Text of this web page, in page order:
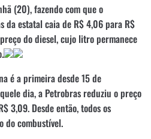
(20), fazendo com que o
estatal caia de R$ 4,06 para R$
do diesel, cujo litro permanece
é a primeira desde 15 de
dia, a Petrobras reduziu o preço
3,09. Desde então, todos os
do combustível.